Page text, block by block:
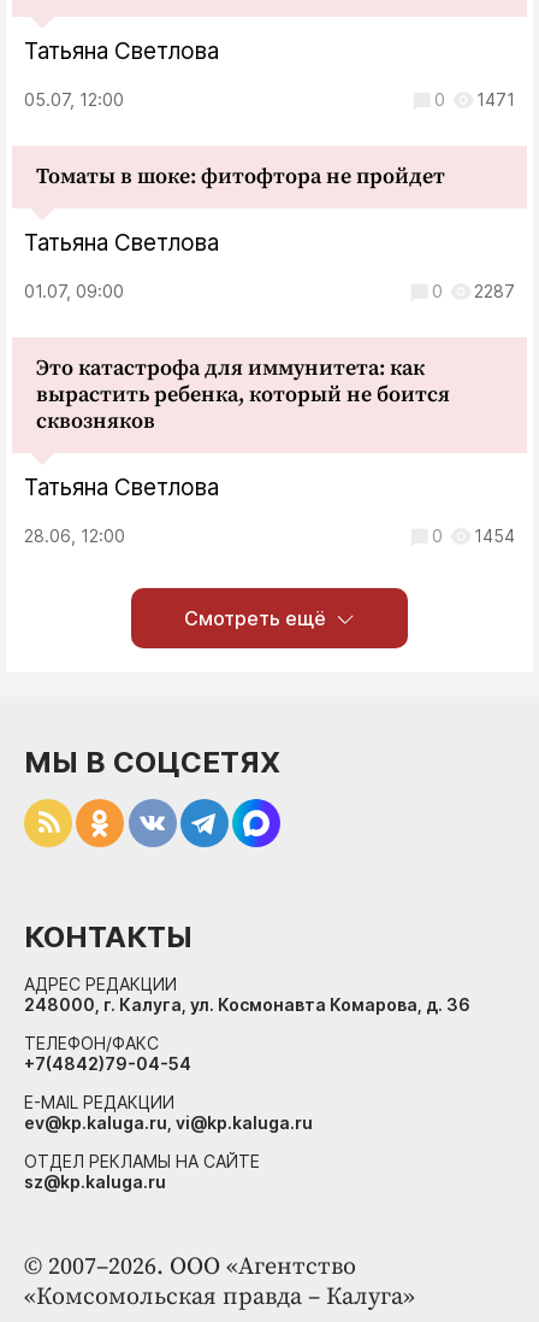
Татьяна Светлова
05.07, 12:00 0 1471
Томаты в шоке: фитофтора не пройдет
Татьяна Светлова
01.07, 09:00 0 2287
Это катастрофа для иммунитета: как
вырастить ребенка, который не боится
сквозняков
Татьяна Светлова
28.06, 12:00 0 1454
Смотреть ещё
© 2007–2026. ООО «Агентство
«Комсомольская правда – Калуга»
МЫ В СОЦСЕТЯХ
КОНТАКТЫ
АДРЕС РЕДАКЦИИ
248000, г. Калуга, ул. Космонавта Комарова, д. 36
ТЕЛЕФОН/ФАКС
+7(4842)79-04-54
E-MAIL РЕДАКЦИИ
ev@kp.kaluga.ru, vi@kp.kaluga.ru
ОТДЕЛ РЕКЛАМЫ НА САЙТЕ
sz@kp.kaluga.ru